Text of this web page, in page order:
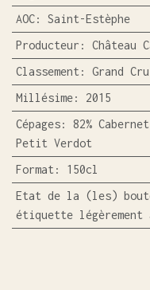
AOC: Saint-Estèphe
Producteur : Château
Classement : Grand
Millésime: 2015
Cépages: 82%
Petit Verdot
Format : 150cl
Etat de la (les)
étiquette légèrement